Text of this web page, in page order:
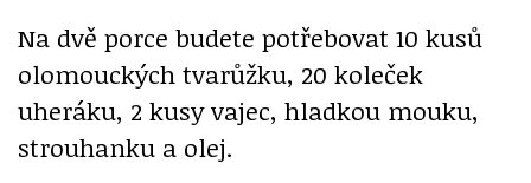
Na dvě porce budete potřebovat 10 kusů
olomouckých tvarůžku, 20 koleček
uheráku, 2 kusy vajec, hladkou mouku,
strouhanku a olej.